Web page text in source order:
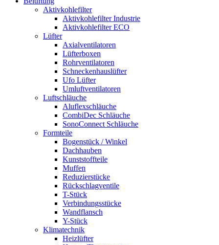
Aktivkohlefilter
Aktivkohlefilter Industrie
Aktivkohlefilter ECO
Lüfter
Axialventilatoren
Lüfterboxen
Rohrventilatoren
Schneckenhauslüfter
Ufo Lüfter
Umluftventilatoren
Luftschläuche
Aluflexschläuche
CombiDec Schläuche
SonoConnect Schläuche
Formteile
Bogenstück / Winkel
Dachhauben
Kunststoffteile
Muffen
Reduzierstücke
Rückschlagventile
T-Stück
Verbindungsstücke
Wandflansch
Y-Stück
Klimatechnik
Heizlüfter